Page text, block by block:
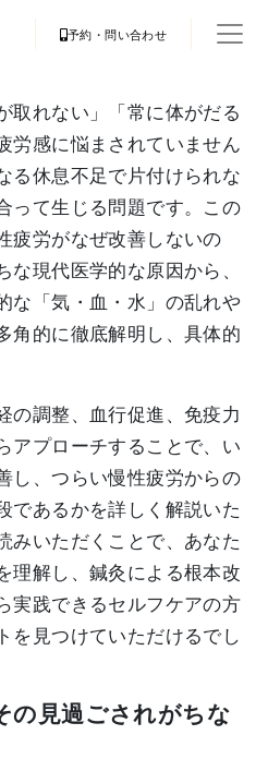
予約・問い合わせ
取れない」「常に体がだる
労感に悩まされていません
休息不足で片付けられな
って生じる問題です。この
疲労がなぜ改善しないの
な現代医学的な原因から、
な「気・血・水」の乱れや
角的に徹底解明し、具体的
の調整、血行促進、免疫力
アプローチすることで、い
し、つらい慢性疲労からの
であるかを詳しく解説いた
みいただくことで、あなた
理解し、鍼灸による根本改
実践できるセルフケアの方
を見つけていただけるでし
の見過ごされがちな